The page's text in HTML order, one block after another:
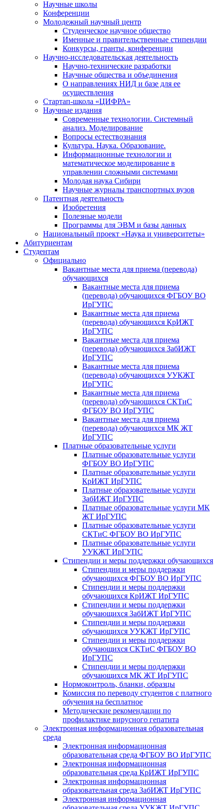
Научные школы
Конференции
Молодежный научный центр
Студенческое научное общество
Именные и правительственные стипендии
Конкурсы, гранты, конференции
Научно-исследовательская деятельность
Научно-технические разработки
Научные общества и объединения
О направлениях НИД и базе для ее
осуществления
Стартап-школа «ЦИФРА»
Научные издания
Современные технологии. Системный
анализ. Моделирование
Вопросы естествознания
Культура. Наука. Образование.
Информационные технологии и
математическое моделирование в
управлении сложными системами
Молодая наука Сибири
Научные журналы транспортных вузов
Патентная деятельность
Изобретения
Полезные модели
Программы для ЭВМ и базы данных
Национальный проект «Наука и университеты»
Абитуриентам
Студентам
Официально
Вакантные места для приема (перевода)
обучающихся
Вакантные места для приема
(перевода) обучающихся ФГБОУ ВО
ИрГУПС
Вакантные места для приема
(перевода) обучающихся КрИЖТ
ИрГУПС
Вакантные места для приема
(перевода) обучающихся ЗабИЖТ
ИрГУПС
Вакантные места для приема
(перевода) обучающихся УУКЖТ
ИрГУПС
Вакантные места для приема
(перевода) обучающихся СКТиС
ФГБОУ ВО ИрГУПС
Вакантные места для приема
(перевода) обучающихся МК ЖТ
ИрГУПС
Платные образовательные услуги
Платные образовательные услуги
ФГБОУ ВО ИрГУПС
Платные образовательные услуги
КрИЖТ ИрГУПС
Платные образовательные услуги
ЗабИЖТ ИрГУПС
Платные образовательные услуги МК
ЖТ ИрГУПС
Платные образовательные услуги
СКТиС ФГБОУ ВО ИрГУПС
Платные образовательные услуги
УУКЖТ ИрГУПС
Стипендии и меры поддержки обучающихся
Стипендии и меры поддержки
обучающихся ФГБОУ ВО ИрГУПС
Стипендии и меры поддержки
обучающихся КрИЖТ ИрГУПС
Стипендии и меры поддержки
обучающихся ЗабИЖТ ИрГУПС
Стипендии и меры поддержки
обучающихся УУКЖТ ИрГУПС
Стипендии и меры поддержки
обучающихся СКТиС ФГБОУ ВО
ИрГУПС
Стипендии и меры поддержки
обучающихся МК ЖТ ИрГУПС
Нормоконтроль, бланки, образцы
Комиссия по переводу студентов с платного
обучения на бесплатное
Методические рекомендации по
профилактике вирусного гепатита
Электронная информационная образовательная
среда
Электронная информационная
образовательная среда ФГБОУ ВО ИрГУПС
Электронная информационная
образовательная среда КрИЖТ ИрГУПС
Электронная информационная
образовательная среда ЗабИЖТ ИрГУПС
Электронная информационная